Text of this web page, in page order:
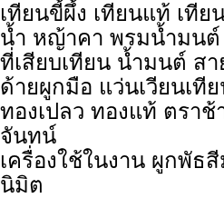
เทียนขี้ผึ้ง เทียนแท้ เที
น้ำ หญ้าคา พรมน้ำมนต์
ที่เสียบเทียน น้ำมนต์ ส
ด้ายผูกมือ แว่นเวียนเที
ทองเปลว ทองแท้ ตราช้
จันทน์
เครื่องใช้ในงาน ผูกพัธ
นิมิต